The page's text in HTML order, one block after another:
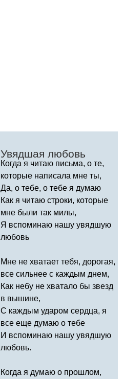
Увядшая любовь
Когда я читаю письма, о те,
которые написала мне ты,
Да, о тебе, о тебе я думаю
Как я читаю строки, которые
мне были так милы,
Я вспоминаю нашу увядшую
любовь
Мне не хватает тебя, дорогая,
все сильнее с каждым днем,
Как небу не хватало бы звезд
в вышине,
С каждым ударом сердца, я
все еще думаю о тебе
И вспоминаю нашу увядшую
любовь.
Когда я думаю о прошлом,